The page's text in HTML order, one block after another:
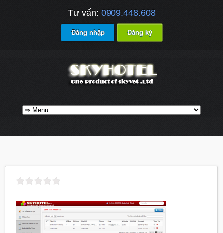
Tư vấn: 0909.448.608
Đăng nhập Đăng ký